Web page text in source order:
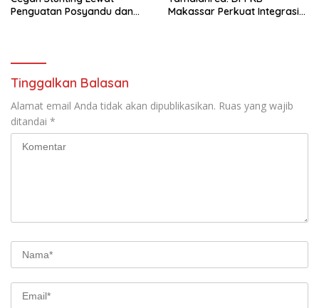
Penguatan Posyandu dan
Makassar Perkuat Integrasi
Tinggalkan Balasan
Alamat email Anda tidak akan dipublikasikan. Ruas yang wajib
ditandai *